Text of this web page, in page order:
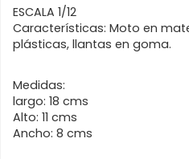
ESCALA 1/12
Características: Moto en
plásticas, llantas en goma.
Medidas:
largo: 18 cms
Alto: 11 cms
Ancho: 8 cms